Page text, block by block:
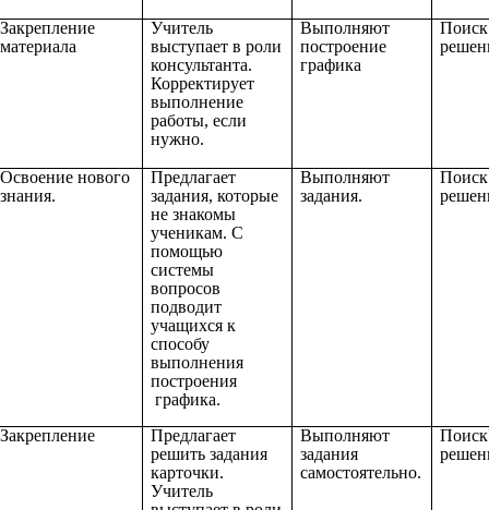
Закрепление
материала
Учитель
выступает в роли
консультанта.
Корректирует
выполнение
работы, если
нужно.
Выполняют
построение
графика
Поиск
Освоение нового
знания.
Предлагает
задания, которые
не знакомы
ученикам. С
помощью
системы
вопросов
подводит
учащихся к
способу
выполнения
построения
графика.
Выполняют
задания.
Поиск
Закрепление
Предлагает
решить задания
карточки.
Учитель
Выполняют
задания
самостоятельно.
Поиск